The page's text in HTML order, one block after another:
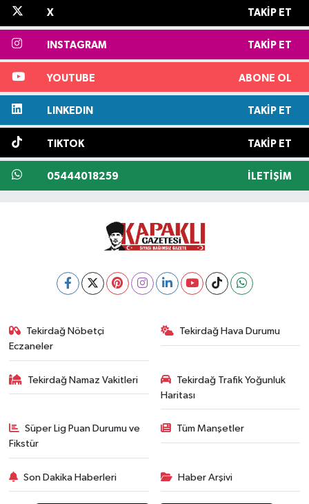
X TAKIP ET
INSTAGRAM TAKIP ET
YOUTUBE ABONE OL
LINKEDIN TAKIP ET
TIKTOK TAKIP ET
05444018259 İLETIŞIM
Tekirdağ Nöbetçi
Eczaneler
Tekirdağ Hava Durumu
Tekirdağ Namaz Vakitleri
Tekirdağ Trafik Yoğunluk
Haritası
Süper Lig Puan Durumu ve
Fikstür
Tüm Manşetler
Son Dakika Haberleri Haber Arşivi